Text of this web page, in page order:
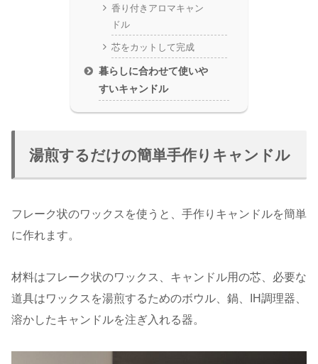
香り付きアロマキャン
ドル
芯をカットして完成
暮らしに合わせて使いや
すいキャンドル
湯煎するだけの簡単手作りキャンドル
フレーク状のワックスを使うと、手作りキャンドルを簡単
に作れます。
材料はフレーク状のワックス、キャンドル用の芯、必要な
道具はワックスを湯煎するためのボウル、鍋、IH調理器、
溶かしたキャンドルを注ぎ入れる器。